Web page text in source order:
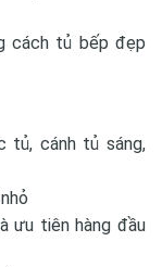
cách tủ bếp đẹp
tủ, cánh tủ sáng,
ưu tiên hàng đầu